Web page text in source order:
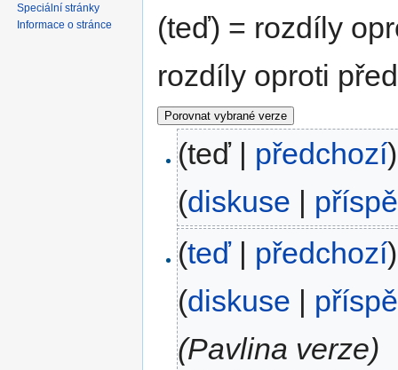
(teď) = rozdíly
rozdíly oproti
(teď | předchozí)
(diskuse |
(teď| předchozí)
(diskuse |
(Pavlina verze)
Speciální stránky
Informace o stránce